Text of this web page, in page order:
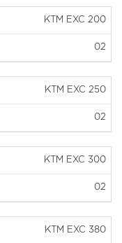
KTM EXC 200
02
KTM EXC 250
02
KTM EXC 300
02
KTM EXC 380